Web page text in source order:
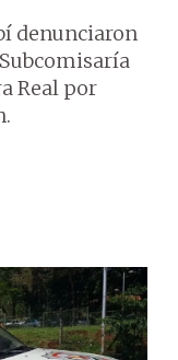
denunciaron
Real por